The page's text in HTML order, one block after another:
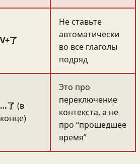
V+了
Не ставьте
автоматически
во все глаголы
подряд
…了 (в
конце)
Это про
переключение
контекста, а не
про “прошедшее
время”